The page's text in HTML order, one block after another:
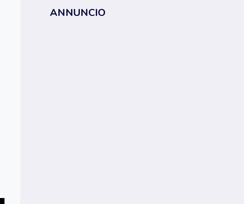
ANNUNCIO